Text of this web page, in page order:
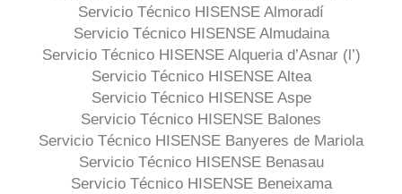
Servicio Técnico HISENSE Almoradí
Servicio Técnico HISENSE Almudaina
Servicio Técnico HISENSE Alqueria d’Asnar (l’)
Servicio Técnico HISENSE Altea
Servicio Técnico HISENSE Aspe
Servicio Técnico HISENSE Balones
Servicio Técnico HISENSE Banyeres de Mariola
Servicio Técnico HISENSE Benasau
Servicio Técnico HISENSE Beneixama